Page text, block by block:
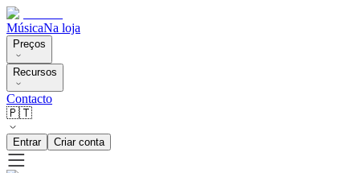
MúsicaNa loja
Preços
Recursos
Contacto
🇵🇹
Entrar Criar conta